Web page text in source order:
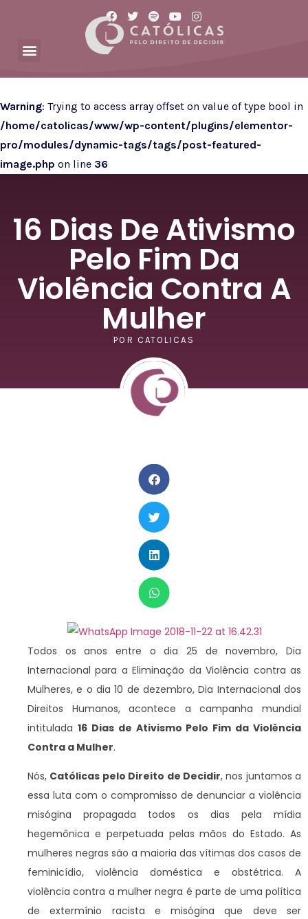
Warning: Trying to access array offset on value of type bool in
/home/catolicas/www/wp-content/plugins/elementor-
pro/modules/dynamic-tags/tags/post-featured-
image.php on line 36
16 Dias De Ativismo
Pelo Fim Da
Violência Contra A
Mulher
POR CATOLICAS
Todos os anos entre o dia 25 de novembro, Dia
Internacional para a Eliminação da Violência contra as
Mulheres, e o dia 10 de dezembro, Dia Internacional dos
Direitos Humanos, acontece a campanha mundial
intitulada 16 Dias de Ativismo Pelo Fim da Violência
Contra a Mulher.
Nós, Católicas pelo Direito de Decidir, nos juntamos a
essa luta com o compromisso de denunciar a violência
misógina propagada todos os dias pela mídia
hegemônica e perpetuada pelas mãos do Estado. As
mulheres negras são a maioria das vítimas dos casos de
feminicídio, violência doméstica e obstétrica. A
violência contra a mulher negra é parte de uma política
de extermínio racista e misógina que deve ser